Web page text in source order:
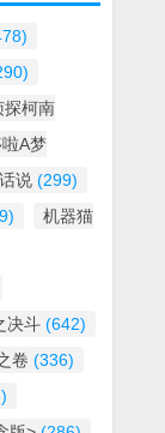
探柯南
A梦
说 (299)
机器猫
决斗 (642)
卷 (336)